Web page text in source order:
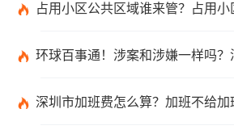
占用小区公共区域谁来管？占用小区公共区域违
环球百事通！涉案和涉嫌一样吗？涉案金额多少可以
深圳市加班费怎么算？加班不给加班费应该怎